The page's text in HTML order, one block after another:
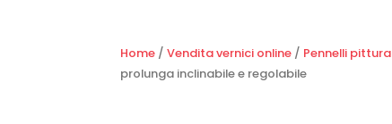
Home /Vendita vernici online / Pennelli pittura
prolunga inclinabile e regolabile